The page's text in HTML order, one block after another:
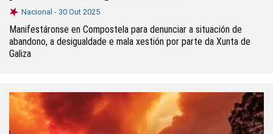
Nacional - 30 Out 2025
Manifestáronse en Compostela para denunciar a situación de
abandono, a desigualdade e mala xestión por parte da Xunta de
Galiza